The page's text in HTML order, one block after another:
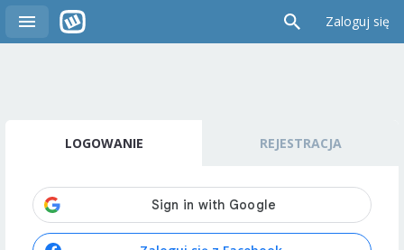
Zaloguj się
LOGOWANIE REJESTRACJA